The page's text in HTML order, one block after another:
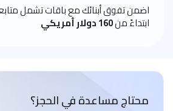
اضمن تفوق أبنائك مع باقات تشمل
ابتداءً من160 دولار أمريكي
محتاج مساعدة في الحجز؟